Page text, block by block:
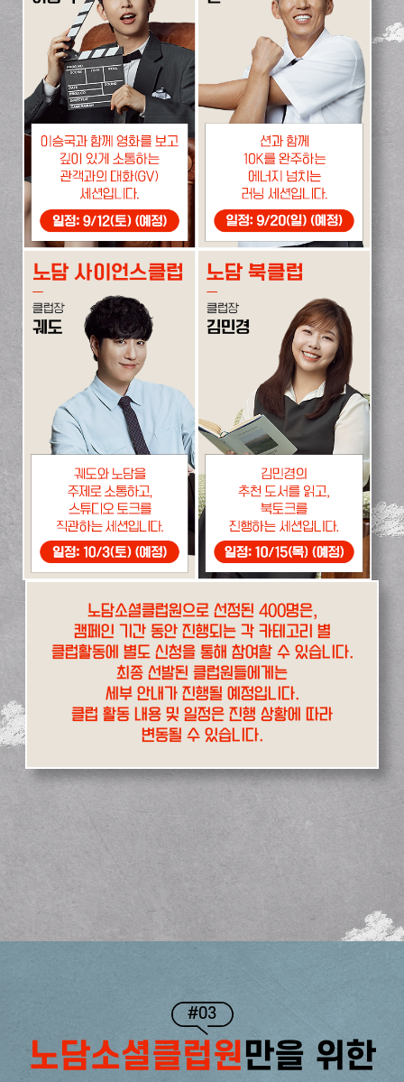
노담소셜클럽원으로 선정된 400명은,
캠페인 기간 동안 진행되는 각 카테고리 별
클럽활동에 별도 신청을 통해 참여할 수 있습니다.
최종 선발된 클럽원들에게는
세부 안내가 진행될 예정입니다.
클럽 활동 내용 및 일정은 진행 상황에 따라
변동될 수 있습니다.
#03
노담소셜클럽원만을 위한